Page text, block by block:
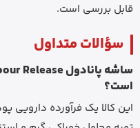
قابل بررسی است.
سؤالات متداول
است؟